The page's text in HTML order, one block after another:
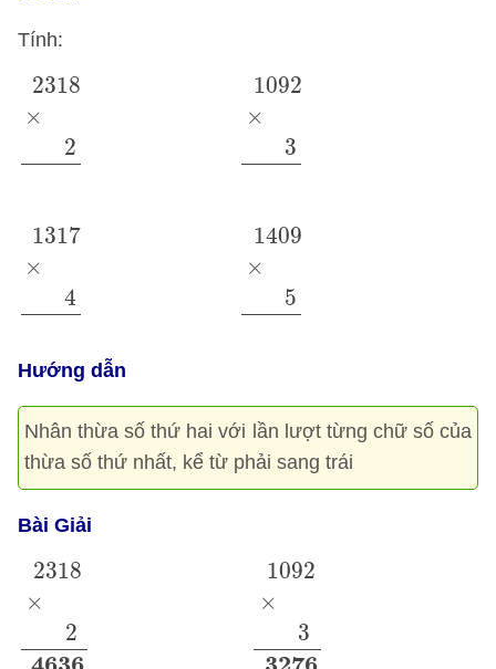
Tính:
2318
×
2
2318×
1092
×
3
1092×
1317
×
4
1317×
1409
×
5
1409×
Hướng dẫn
Nhân thừa số thứ hai với lần lượt từng chữ số của
thừa số thứ nhất, kể từ phải sang trái
Bài Giải
2318
×
2
2318 ×
1092
×
3
1092×